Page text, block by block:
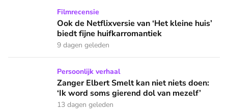
Ook de Netflixversie van ‘Het kleine huis’ biedt fijne
Filmrecensie
Ook de Netflixversie van ‘Het kleine huis’
biedt fijne huifkarromantiek
9 dagen geleden
Zanger Elbert Smelt kan niet niets doen: ‘Ik word soms
Persoonlijk verhaal
Zanger Elbert Smelt kan niet niets doen:
‘Ik word soms gierend dol van mezelf’
13 dagen geleden